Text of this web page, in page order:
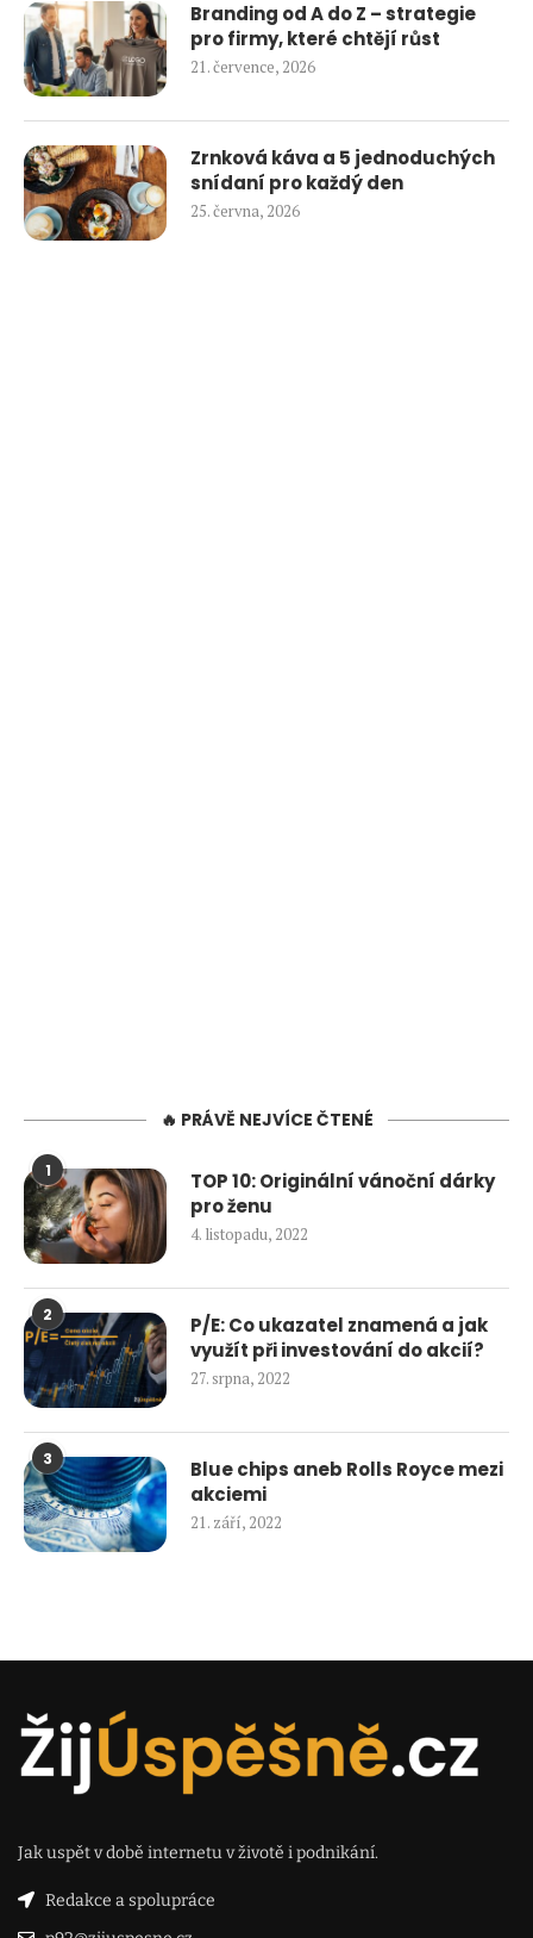
Branding od A do Z – strategie
pro firmy, které chtějí růst
21. července, 2026
Zrnková káva a 5 jednoduchých
snídaní pro každý den
25. června, 2026
🔥 PRÁVĚ NEJVÍCE ČTENÉ
1
TOP 10: Originální vánoční dárky
pro ženu
4. listopadu, 2022
2
P/E: Co ukazatel znamená a jak
využít při investování do akcií?
27. srpna, 2022
3
Blue chips aneb Rolls Royce mezi
akciemi
21. září, 2022
Jak uspět v době internetu v životě i podnikání.
Redakce a spolupráce